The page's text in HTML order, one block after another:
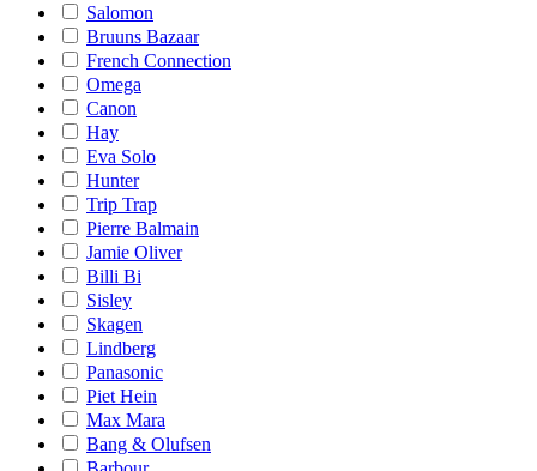
Salomon
Bruuns Bazaar
French Connection
Omega
Canon
Hay
Eva Solo
Hunter
Trip Trap
Pierre Balmain
Jamie Oliver
Billi Bi
Sisley
Skagen
Lindberg
Panasonic
Piet Hein
Max Mara
Bang & Olufsen